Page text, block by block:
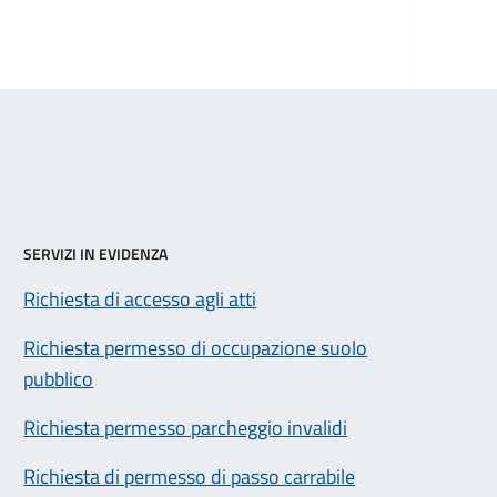
SERVIZI IN EVIDENZA
Richiesta di accesso agli atti
Richiesta permesso di occupazione suolo
pubblico
Richiesta permesso parcheggio invalidi
Richiesta di permesso di passo carrabile